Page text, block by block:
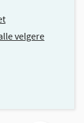
velgere